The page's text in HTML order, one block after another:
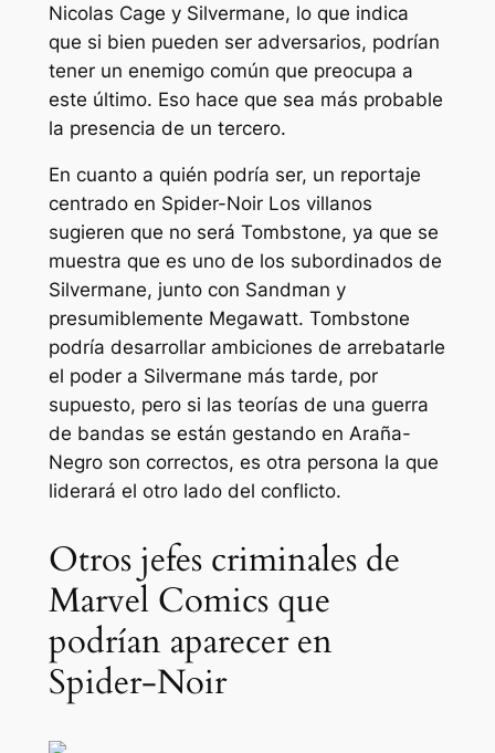
Nicolas Cage y Silvermane, lo que indica
que si bien pueden ser adversarios, podrían
tener un enemigo común que preocupa a
este último. Eso hace que sea más probable
la presencia de un tercero.
En cuanto a quién podría ser, un reportaje
centrado en Spider-NoirLos villanos
sugieren que no será Tombstone, ya que se
muestra que es uno de los subordinados de
Silvermane, junto con Sandman y
presumiblemente Megawatt. Tombstone
podría desarrollar ambiciones de arrebatarle
el poder a Silvermane más tarde, por
supuesto, pero si las teorías de una guerra
de bandas se están gestando en Araña-
Negroson correctos, es otra persona la que
liderará el otro lado del conflicto.
Otros jefes criminales de
Marvel Comics que
podrían aparecer en
Spider-Noir